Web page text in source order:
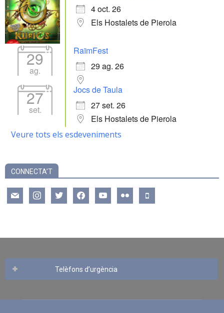
4 oct. 26
Els Hostalets de Pierola
29
ag.
RaïmFest
29 ag. 26
27
set.
Jocs de Taula
27 set. 26
Els Hostalets de Pierola
Veure tots els esdeveniments
CONNECTA’T
mail instagramtwitter facebookyoutube flickr mobile
Telèfons d’urgència